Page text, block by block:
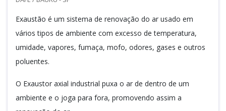
Exaustão é um sistema de renovação do ar usado em
vários tipos de ambiente com excesso de temperatura,
umidade, vapores, fumaça, mofo, odores, gases e outros
poluentes.
O Exaustor axial industrial puxa o ar de dentro de um
ambiente e o joga para fora, promovendo assim a